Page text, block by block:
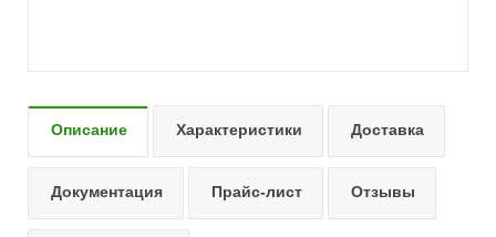
Описание Характеристики Доставка
Документация Прайс-лист Отзывы